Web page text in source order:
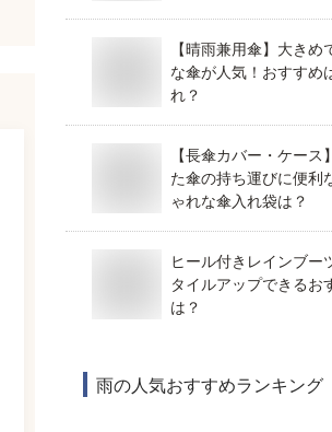
【晴雨兼用傘】大きめ
な傘が人気！おすすめ
れ？
【長傘カバー・ケース
た傘の持ち運びに便利
ゃれな傘入れ袋は？
ヒール付きレインブー
タイルアップできるお
は？
雨の人気おすすめランキング